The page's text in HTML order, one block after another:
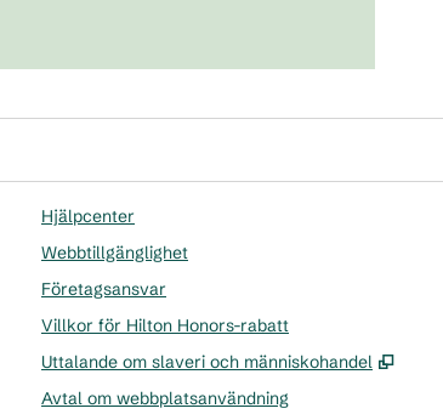
Hjälpcenter
Webbtillgänglighet
Företagsansvar
Villkor för Hilton Honors-rabatt
Uttalande om slaveri och människohandel
,
Avtal om webbplatsanvändning